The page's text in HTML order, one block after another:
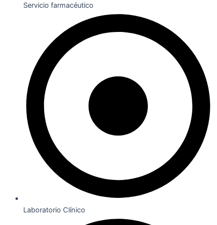
Servicio farmacéutico
Laboratorio Clínico